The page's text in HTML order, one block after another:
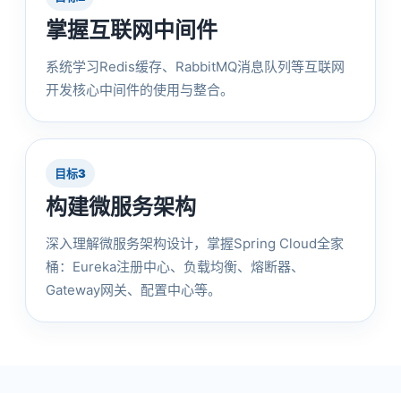
掌握互联网中间件
系统学习Redis缓存、RabbitMQ消息队列等互联网
开发核心中间件的使用与整合。
目标3
构建微服务架构
深入理解微服务架构设计，掌握Spring Cloud全家
桶：Eureka注册中心、负载均衡、熔断器、
Gateway网关、配置中心等。